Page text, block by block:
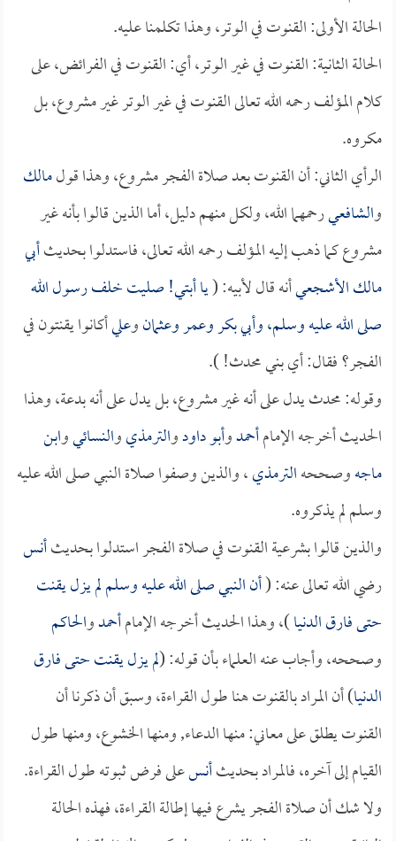
الحالة الأولى: القنوت في الوتر، وهذا تكلمنا عليه.
الحالة الثانية: القنوت في غير الوتر، أي: القنوت في الفرائض، على
كلام المؤلف رحمه الله تعالى القنوت في غير الوتر غير مشروع، بل
مكروه.
الرأي الثاني: أن القنوت بعد صلاة الفجر مشروع، وهذا قولمالك
والشافعيرحمهما الله، ولكل منهم دليل، أما الذين قالوا بأنه غير
مشروع كما ذهب إليه المؤلف رحمه الله تعالى، فاستدلوا بحديثأبي
مالك الأشجعيأنه قال لأبيه: (يا أبتي! صليت خلف رسول الله
صلى الله عليه وسلم، وأبي بكروعمروعثمانوعليأكانوا يقنتون في
الفجر؟ فقال: أي بني محدث! ).
وقوله: محدث يدل على أنه غير مشروع، بل يدل على أنه بدعة، وهذا
الحديث أخرجه الإمامأحمدوأبو داودوالترمذيوالنسائيوابن
ماجهوصححهالترمذي، والذين وصفوا صلاة النبي صلى الله عليه
وسلم لم يذكروه.
والذين قالوا بشرعية القنوت في صلاة الفجر استدلوا بحديثأنس
رضي الله تعالى عنه: (أن النبي صلى الله عليه وسلم لم يزل يقنت
حتى فارق الدنيا)، وهذا الحديث أخرجه الإمامأحمدوالحاكم
وصححه، وأجاب عنه العلماء بأن قوله: (لم يزل يقنت حتى فارق
الدنيا) أن المراد بالقنوت هنا طول القراءة، وسبق أن ذكرنا أن
القنوت يطلق على معاني: منها الدعاء, ومنها الخشوع، ومنها طول
القيام إلى آخره، فالمراد بحديثأنسعلى فرض ثبوته طول القراءة.
ولا شك أن صلاة الفجر يشرع فيها إطالة القراءة، فهذه الحالة